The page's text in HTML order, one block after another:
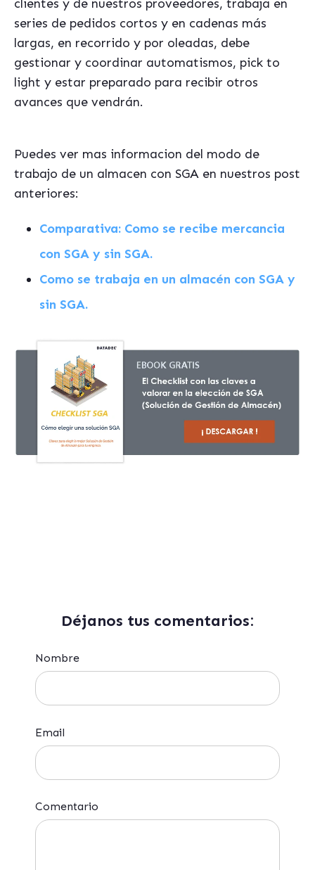
clientes y de nuestros proveedores, trabaja en
series de pedidos cortos y en cadenas más
largas, en recorrido y por oleadas, debe
gestionar y coordinar automatismos, pick to
light y estar preparado para recibir otros
avances que vendrán.
Puedes ver mas informacion del modo de
trabajo de un almacen con SGA en nuestros post
anteriores:
Comparativa: Como se recibe mercancia
con SGA y sin SGA.
Como se trabaja en un almacén con SGA y
sin SGA.
Déjanos tus comentarios:
Nombre
Email
Comentario